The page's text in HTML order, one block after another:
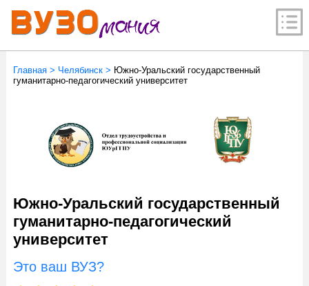
Главная> Челябинск> Южно-Уральский государственный
гуманитарно-педагогический университет
Южно-Уральский государственный
гуманитарно-педагогический
университет
Это ваш ВУЗ?